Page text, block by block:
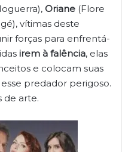
Oriane (Flore
vítimas deste
forças para enfrentá-
irem à falência, elas
e colocam suas
predador perigoso.
de arte.